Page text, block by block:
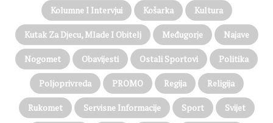
Kolumne I Intervjui Košarka Kultura
Kutak Za Djecu, Mlade I Obitelj Međugorje Najave
Nogomet Obavijesti Ostali Sportovi Politika
Poljoprivreda PROMO Regija Religija
Rukomet Servisne Informacije Sport Svijet